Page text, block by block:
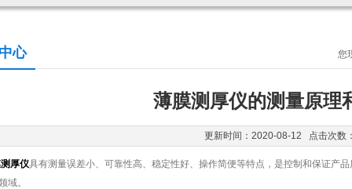
心 您
薄膜测厚仪的测量原理
更新时间：2020-08-12 点击次数
厚仪具有测量误差小、可靠性高、稳定性好、操作简便等特点，是控制和保证产
域。